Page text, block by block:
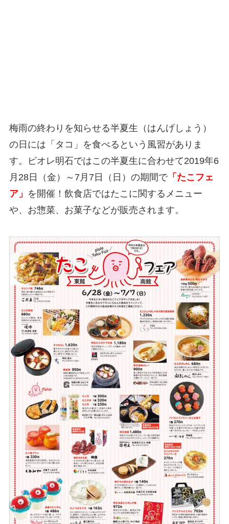
梅雨の終わりを知らせる半夏生（はんげしょう）
の日には「タコ」を食べるという風習がありま
す。ピオレ明石ではこの半夏生に合わせて2019年6
月28日（金）～7月7日（日）の期間で「たこフェ
ア」 を開催！飲食店ではたこに関するメニュー
や、お惣菜、お菓子などが販売されます。